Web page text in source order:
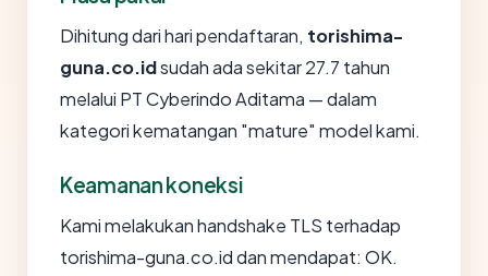
Dihitung dari hari pendaftaran, torishima-
guna.co.idsudah ada sekitar 27.7 tahun
melalui PT Cyberindo Aditama — dalam
kategori kematangan "mature" model kami.
Keamanan koneksi
Kami melakukan handshake TLS terhadap
torishima-guna.co.id dan mendapat: OK.